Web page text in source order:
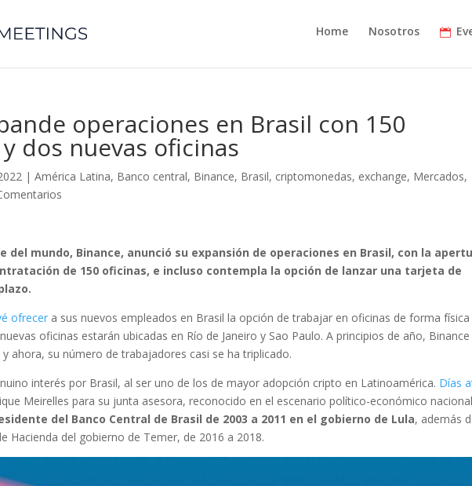
Home Nosotros
operaciones en Brasil con 150
dos nuevas oficinas
|América Latina, Banco central, Binance, Brasil, criptomonedas, exchange, Mercados,
del mundo, Binance, anunció su expansión de operaciones en Brasil, con la
de 150 oficinas, e incluso contempla la opción de lanzar una tarjeta de
ofrecer a sus nuevos empleados en Brasil la opción de trabajar en oficinas de forma
oficinas estarán ubicadas en Río de Janeiro y Sao Paulo. A principios de año, Binance
ahora, su número de trabajadores casi se ha triplicado.
interés por Brasil, al ser uno de los de mayor adopción cripto en Latinoamérica. Días
Meirelles para su junta asesora, reconocido en el escenario político-económico
del Banco Central de Brasil de 2003 a 2011 en el gobierno de Lula, además
Hacienda del gobierno de Temer, de 2016 a 2018.